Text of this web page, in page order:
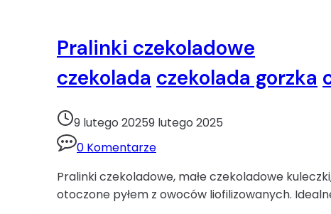
wykorzystanie
białek
Pralinki czekoladowe
czekolada czekolada gorzka
9 lutego 20259 lutego 2025
0 Komentarze
Pralinki czekoladowe, małe czekoladowe
otoczone pyłem z owoców liofilizowanych.